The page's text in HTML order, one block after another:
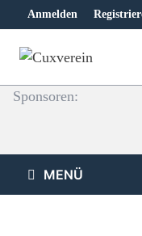
Inhalt
springen
Anmelden
Sponsoren:
MENÜ